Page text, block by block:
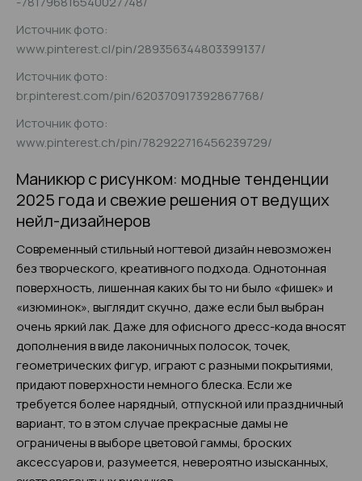
Источник фото:
www.pinterest.cl/pin/289356344803399137/
Источник фото:
br.pinterest.com/pin/620370917392867768/
Источник фото:
www.pinterest.ch/pin/782922716456239729/
Маникюр с рисунком: модные тенденции
2025 года и свежие решения от ведущих
нейл-дизайнеров
Современный стильный ногтевой дизайн невозможен
без творческого, креативного подхода. Однотонная
поверхность, лишенная каких бы то ни было «фишек» и
«изюминок», выглядит скучно, даже если был выбран
очень яркий лак. Даже для офисного дресс-кода вносят
дополнения в виде лаконичных полосок, точек,
геометрических фигур, играют с разными покрытиями,
придают поверхности немного блеска. Если же
требуется более нарядный, отпускной или праздничный
вариант, то в этом случае прекрасные дамы не
ограничены в выборе цветовой гаммы, броских
аксессуаров и, разумеется, невероятно изысканных,